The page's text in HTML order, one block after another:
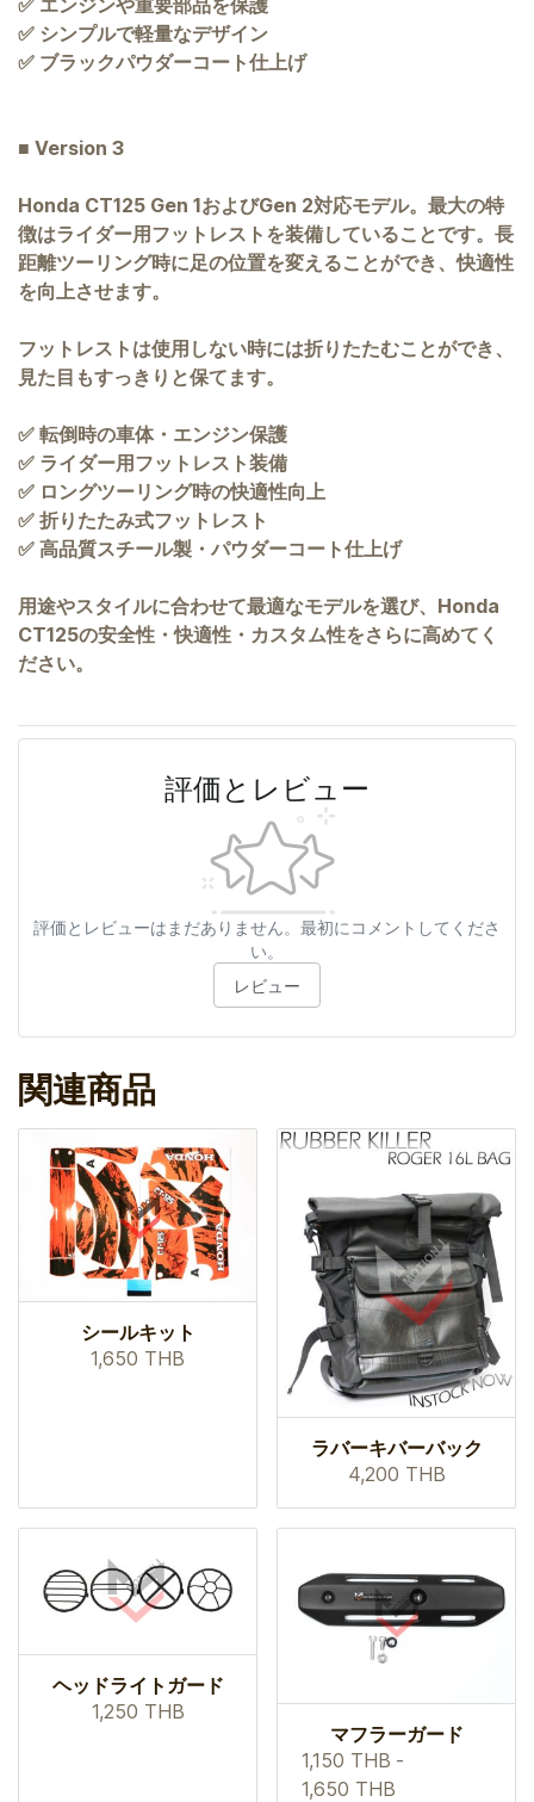
✅ エンジンや重要部品を保護
✅ シンプルで軽量なデザイン
✅ ブラックパウダーコート仕上げ
■ Version 3
Honda CT125 Gen 1およびGen 2対応モデル。最大の特
徴はライダー用フットレストを装備していることです。長
距離ツーリング時に足の位置を変えることができ、快適性
を向上させます。
フットレストは使用しない時には折りたたむことができ、
見た目もすっきりと保てます。
✅ 転倒時の車体・エンジン保護
✅ ライダー用フットレスト装備
✅ ロングツーリング時の快適性向上
✅ 折りたたみ式フットレスト
✅ 高品質スチール製・パウダーコート仕上げ
用途やスタイルに合わせて最適なモデルを選び、Honda
CT125の安全性・快適性・カスタム性をさらに高めてく
ださい。
評価とレビュー
評価とレビューはまだありません。最初にコメントしてくださ
い。
レビュー
関連商品
シールキット
1,650 THB
ラバーキバーバック
4,200 THB
ヘッドライトガード
1,250 THB
マフラーガード
1,150 THB -
1,650 THB